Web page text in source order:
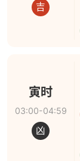
吉
寅时
03:00-04:59
凶